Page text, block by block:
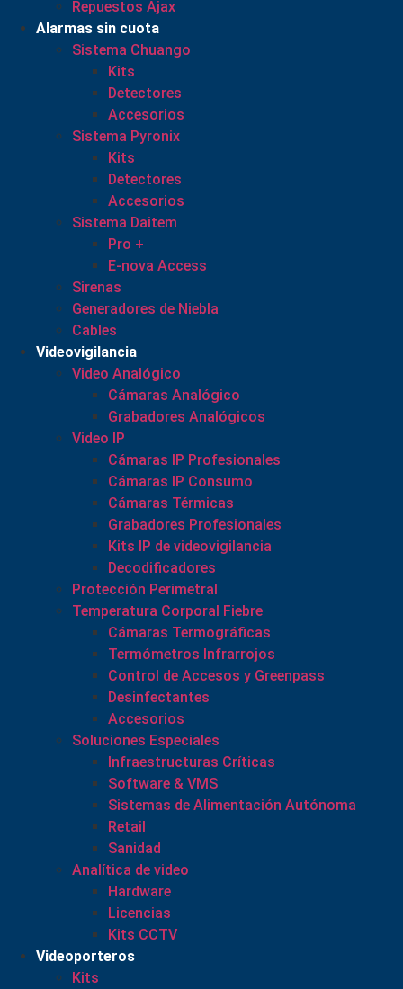
Repuestos Ajax
Alarmas sin cuota
Sistema Chuango
Kits
Detectores
Accesorios
Sistema Pyronix
Kits
Detectores
Accesorios
Sistema Daitem
Pro +
E-nova Access
Sirenas
Generadores de Niebla
Cables
Videovigilancia
Video Analógico
Cámaras Analógico
Grabadores Analógicos
Video IP
Cámaras IP Profesionales
Cámaras IP Consumo
Cámaras Térmicas
Grabadores Profesionales
Kits IP de videovigilancia
Decodificadores
Protección Perimetral
Temperatura Corporal Fiebre
Cámaras Termográficas
Termómetros Infrarrojos
Control de Accesos y Greenpass
Desinfectantes
Accesorios
Soluciones Especiales
Infraestructuras Críticas
Software & VMS
Sistemas de Alimentación Autónoma
Retail
Sanidad
Analítica de video
Hardware
Licencias
Kits CCTV
Videoporteros
Kits